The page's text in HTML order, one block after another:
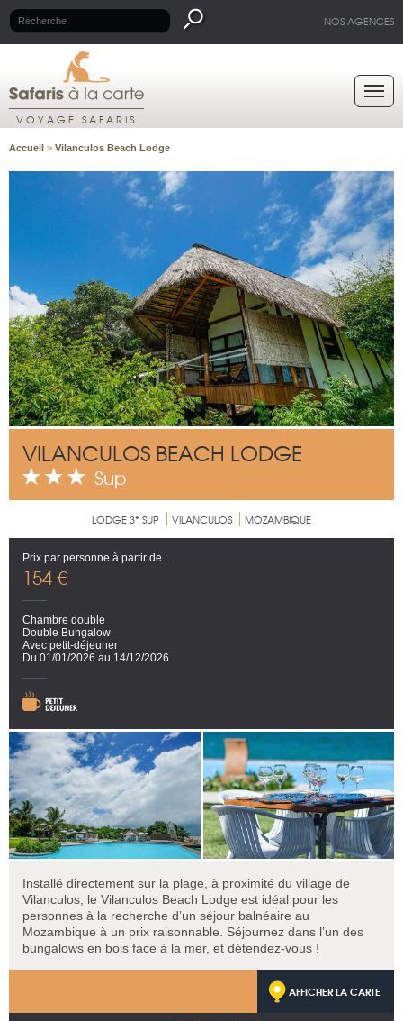
NOS AGENCES
VOYAGE SAFARIS
Accueil > Vilanculos Beach Lodge
VILANCULOS BEACH LODGE
Sup
LODGE 3* SUP VILANCULOS MOZAMBIQUE
Prix par personne à partir de :
154 €
Chambre double
Double Bungalow
Avec petit-déjeuner
Du 01/01/2026 au 14/12/2026
Installé directement sur la plage, à proximité du village de
Vilanculos, le Vilanculos Beach Lodge est idéal pour les
personnes à la recherche d’un séjour balnéaire au
Mozambique à un prix raisonnable. Séjournez dans l’un des
bungalows en bois face à la mer, et détendez-vous !
AFFICHER LA CARTE